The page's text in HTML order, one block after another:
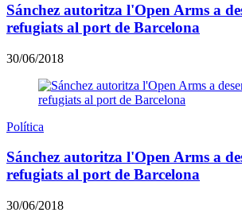
Sánchez autoritza l'Open Arms a
refugiats al port de Barcelona
30/06/2018
Política
Sánchez autoritza l'Open Arms a
refugiats al port de Barcelona
30/06/2018